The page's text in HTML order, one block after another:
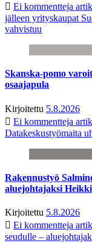
Ei kommentteja
jälleen yrityskaupat
vahvistuu
Skanska-pomo
osaajapula
Kirjoitettu 5.8.2026
Ei kommentteja
Datakeskustyömaita
Rakennustyö
aluejohtajaksi
Kirjoitettu 5.8.2026
Ei kommentteja
seudulle –